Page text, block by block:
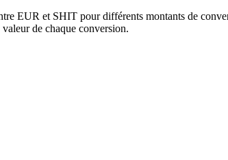
EUR et SHIT pour différents montants de
de chaque conversion.